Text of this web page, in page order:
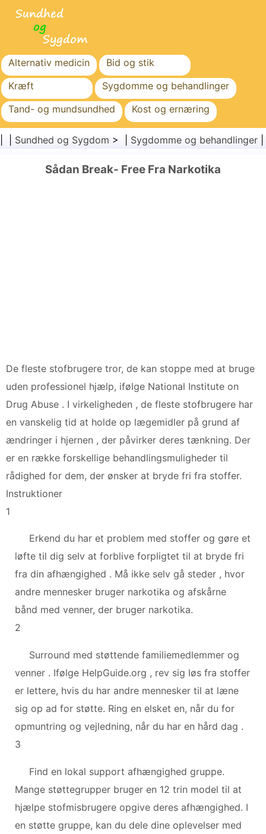
Alternativ medicin
Bid og stik
Kræft
Sygdomme og behandlinger
Tand- og mundsundhed
Kost og ernæring
Familiesundhed
Sundhedssektoren
Sundhed og Sygdom > | Sygdomme og behandlinger
Sådan Break- Free Fra Narkotika
De fleste stofbrugere tror, ​​de kan stoppe med at bruge
uden professionel hjælp, ifølge National Institute on
Drug Abuse . I virkeligheden , de fleste stofbrugere har
en vanskelig tid at holde op lægemidler på grund af
ændringer i hjernen , der påvirker deres tænkning. Der
er en række forskellige behandlingsmuligheder til
rådighed for dem, der ønsker at bryde fri fra stoffer.
Instruktioner
1
Erkend du har et problem med stoffer og gøre et
løfte til dig selv at forblive forpligtet til at bryde fri
fra din afhængighed . Må ikke selv gå steder , hvor
andre mennesker bruger narkotika og afskårne
bånd med venner, der bruger narkotika.
2
Surround med støttende familiemedlemmer og
venner . Ifølge HelpGuide.org , rev sig løs fra stoffer
er lettere, hvis du har andre mennesker til at læne
sig op ad for støtte. Ring en elsket en, når du for
opmuntring og vejledning, når du har en hård dag .
3
Find en lokal support afhængighed gruppe.
Mange støttegrupper bruger en 12 trin model til at
hjælpe stofmisbrugere opgive deres afhængighed. I
en støtte gruppe, kan du dele dine oplevelser med